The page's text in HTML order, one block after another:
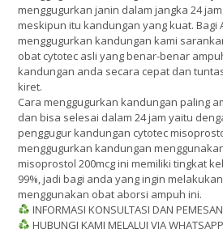
menggugurkan janin dalam jangka 24
meskipun itu kandungan yang kuat. Bagi
menggugurkan kandungan kami
obat cytotec asli yang benar-benar
kandungan anda secara cepat dan
kiret.
Cara menggugurkan kandungan paling
dan bisa selesai dalam 24 jam yaitu
penggugur kandungan cytotec
menggugurkan kandungan
misoprostol 200mcg ini memiliki tingkat
99%, jadi bagi anda yang ingin
menggunakan obat aborsi ampuh ini.
INFORMASI KONSULTASI DAN
HUBUNGI KAMI MELALUI VIA